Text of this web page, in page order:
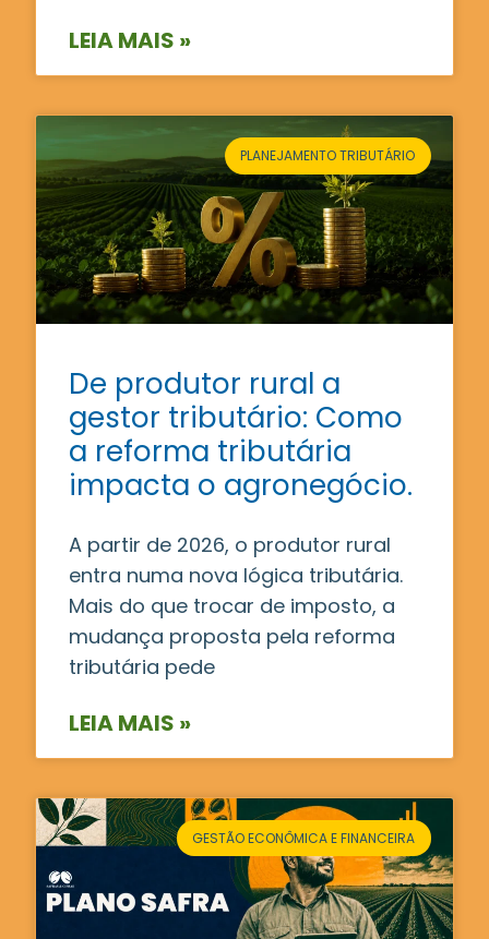
LEIA MAIS »
PLANEJAMENTO TRIBUTÁRIO
De produtor rural a
gestor tributário: Como
a reforma tributária
impacta o agronegócio.
A partir de 2026, o produtor rural
entra numa nova lógica tributária.
Mais do que trocar de imposto, a
mudança proposta pela reforma
tributária pede
LEIA MAIS »
GESTÃO ECONÔMICA E FINANCEIRA